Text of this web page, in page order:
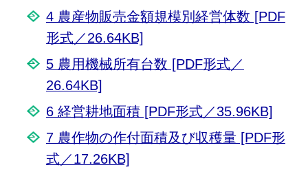
4 農産物販売金額規模別経営体数 [PDF
形式／26.64KB]
5 農用機械所有台数 [PDF形式／
26.64KB]
6 経営耕地面積 [PDF形式／35.96KB]
7 農作物の作付面積及び収穫量 [PDF形
式／17.26KB]